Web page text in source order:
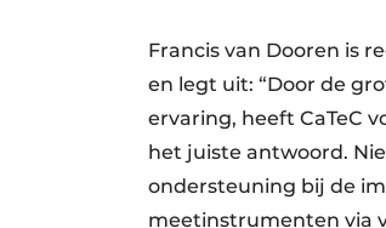
Francis van Dooren is
en legt uit: “Door de
ervaring, heeft CaTeC
het juiste antwoord.
ondersteuning bij de
meetinstrumenten via